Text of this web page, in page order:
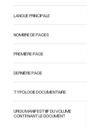
LANGUE PRINCIPALE
NOMBRE DE PAGES
PREMIÈRE PAGE
DERNIÈRE PAGE
TYPOLOGIE DOCUMENTAIRE
URI DU MANIFEST IIIF DU VOLUME
CONTENANT LE DOCUMENT